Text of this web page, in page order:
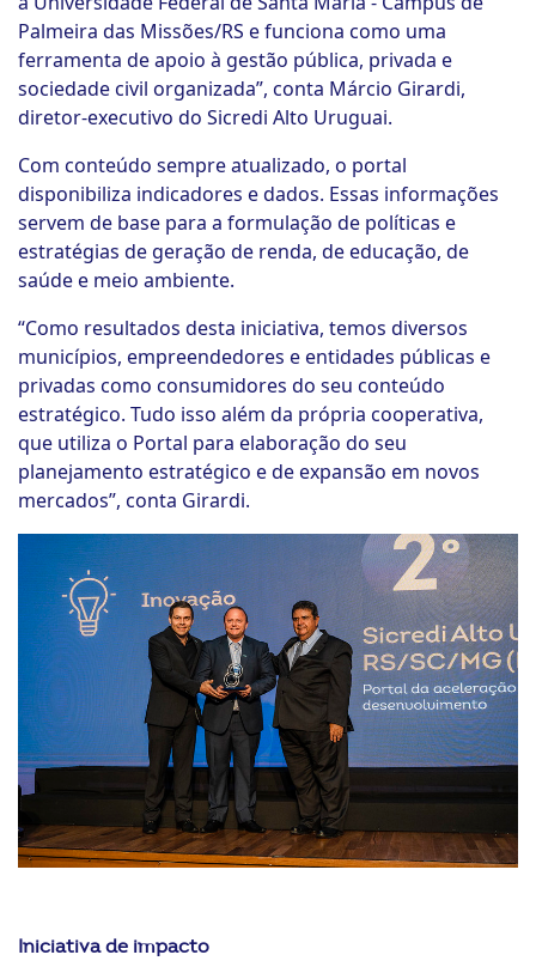
Palmeira das Missões/RS e funciona como uma
ferramenta de apoio à gestão pública, privada e
sociedade civil organizada”, conta Márcio Girardi,
diretor-executivo do Sicredi Alto Uruguai.
Com conteúdo sempre atualizado, o portal
disponibiliza indicadores e dados. Essas informações
servem de base para a formulação de políticas e
estratégias de geração de renda, de educação, de
saúde e meio ambiente.
“Como resultados desta iniciativa, temos diversos
municípios, empreendedores e entidades públicas e
privadas como consumidores do seu conteúdo
estratégico. Tudo isso além da própria cooperativa,
que utiliza o Portal para elaboração do seu
planejamento estratégico e de expansão em novos
mercados”, conta Girardi.
Iniciativa de impacto